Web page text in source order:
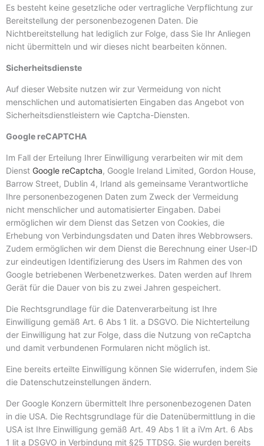
Es besteht keine gesetzliche oder vertragliche Verpflichtung zur
Bereitstellung der personenbezogenen Daten. Die
Nichtbereitstellung hat lediglich zur Folge, dass Sie Ihr Anliegen
nicht übermitteln und wir dieses nicht bearbeiten können.
Sicherheitsdienste
Auf dieser Website nutzen wir zur Vermeidung von nicht
menschlichen und automatisierten Eingaben das Angebot von
Sicherheitsdienstleistern wie Captcha-Diensten.
Google reCAPTCHA
Im Fall der Erteilung Ihrer Einwilligung verarbeiten wir mit dem
Dienst Google reCaptcha, Google Ireland Limited, Gordon House,
Barrow Street, Dublin 4, Irland als gemeinsame Verantwortliche
Ihre personenbezogenen Daten zum Zweck der Vermeidung
nicht menschlicher und automatisierter Eingaben. Dabei
ermöglichen wir dem Dienst das Setzen von Cookies, die
Erhebung von Verbindungsdaten und Daten ihres Webbrowsers.
Zudem ermöglichen wir dem Dienst die Berechnung einer User-ID
zur eindeutigen Identifizierung des Users im Rahmen des von
Google betriebenen Werbenetzwerkes. Daten werden auf Ihrem
Gerät für die Dauer von bis zu zwei Jahren gespeichert.
Die Rechtsgrundlage für die Datenverarbeitung ist Ihre
Einwilligung gemäß Art. 6 Abs 1 lit. a DSGVO. Die Nichterteilung
der Einwilligung hat zur Folge, dass die Nutzung von reCaptcha
und damit verbundenen Formularen nicht möglich ist.
Eine bereits erteilte Einwilligung können Sie widerrufen, indem Sie
die Datenschutzeinstellungen ändern.
Der Google Konzern übermittelt Ihre personenbezogenen Daten
in die USA. Die Rechtsgrundlage für die Datenübermittlung in die
USA ist Ihre Einwilligung gemäß Art. 49 Abs 1 lit a iVm Art. 6 Abs
1 lit a DSGVO in Verbindung mit §25 TTDSG. Sie wurden bereits